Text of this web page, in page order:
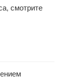
смотрите